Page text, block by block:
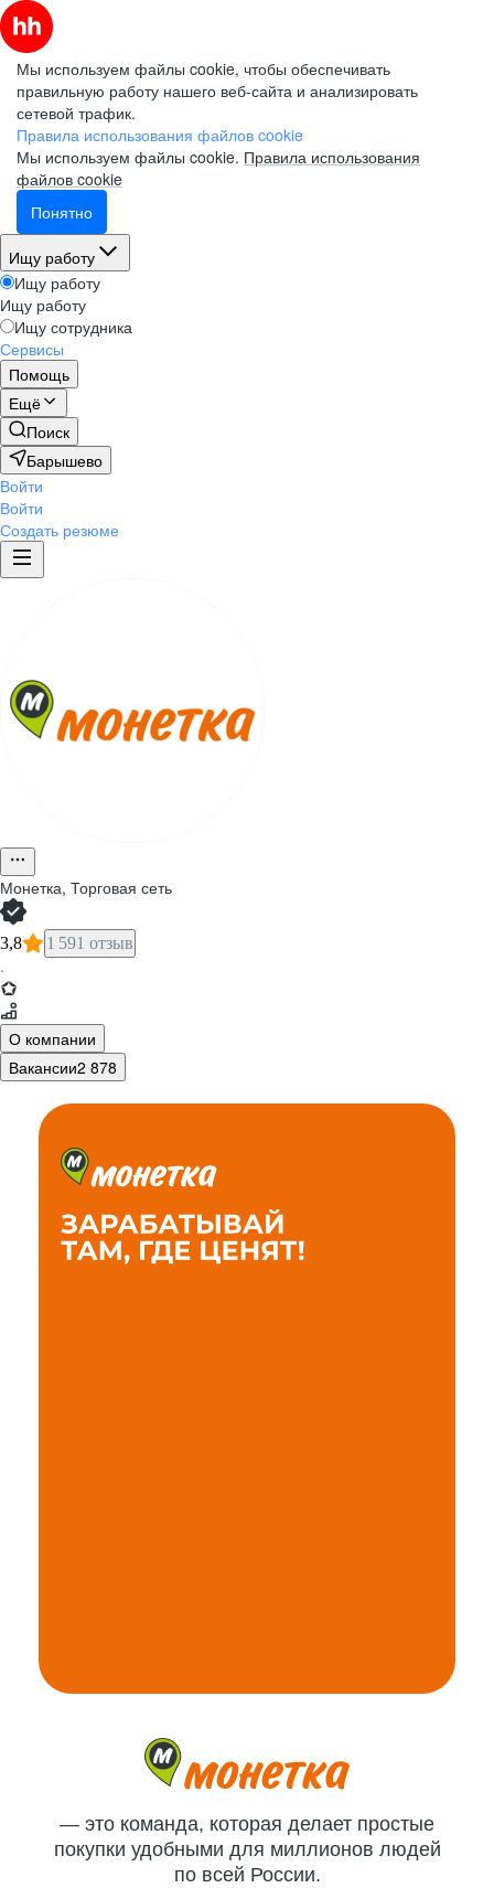
Мы используем файлы cookie, чтобы обеспечивать
правильную работу нашего веб-сайта и анализировать
сетевой трафик.
Правила использования файлов cookie
Мы используем файлы cookie. Правила использования
файлов cookie
Понятно
Ищу работу
Ищу работу
Ищу работу
Ищу сотрудника
Сервисы
Помощь
Ещё
Поиск
Барышево
Войти
Войти
Создать резюме
Монетка, Торговая сеть
3,8 1 591 отзыв
·
О компании
Вакансии2 878
— это команда, которая делает простые
покупки удобными для миллионов людей
по всей России.